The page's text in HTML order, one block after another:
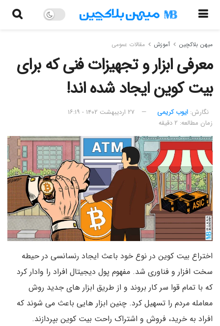
میهن بلاکچین آموزش مقالات عمومی
معرفی ابزار و تجهیزات فنی که برای
بیت کوین ایجاد شده اند!
نگارش:‌ ایوب کریمی
۲۷ اردیبهشت ۱۴۰۲ - ۱۶:۱۹
زمان مطالعه: ۲ دقیقه
اختراع بیت کوین در نوع خود باعث ایجاد رنسانسی در حیطه
سخت افزار و فناوری شد. مفهوم پول دیجیتال افراد را وادار کرد
که با تمام قوا سر کار بروند و از طریق ابزار های جدید روش
معامله مردم را تسهیل کرد. چنین ابزار هایی باعث می شوند که
افراد به خرید، فروش و اشتراک راحت بیت کوین بپردازند.